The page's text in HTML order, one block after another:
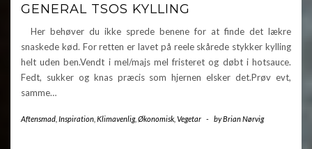
GENERAL TSOS KYLLING
Her behøver du ikke sprede benene for at finde det lækre
snaskede kød. For retten er lavet på reele skårede stykker kylling
helt uden ben.Vendt i mel/majs mel fristeret og døbt i hotsauce.
Fedt, sukker og knas præcis som hjernen elsker det.Prøv evt,
samme…
Aftensmad Inspiration Klimavenlig, Økonomisk Vegetar - byBrian Nørvig